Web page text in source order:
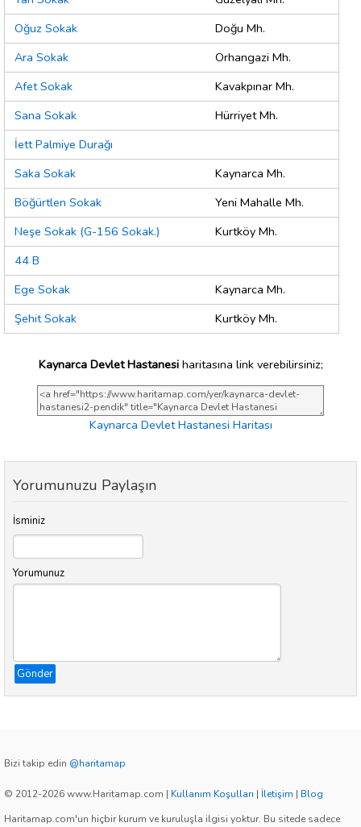
Oğuz Sokak
Doğu Mh.
Ara Sokak
Orhangazi Mh.
Afet Sokak
Kavakpınar Mh.
Sana Sokak
Hürriyet Mh.
İett Palmiye Durağı
Saka Sokak
Kaynarca Mh.
Böğürtlen Sokak
Yeni Mahalle Mh.
Neşe Sokak (G-156 Sokak.)
Kurtköy Mh.
44 B
Ege Sokak
Kaynarca Mh.
Şehit Sokak
Kurtköy Mh.
Kaynarca Devlet Hastanesiharitasına link verebilirsiniz;
Kaynarca Devlet Hastanesi Haritası
Yorumunuzu Paylaşın
İsminiz
Yorumunuz
Gönder
Bizi takip edin @haritamap
© 2012-2026 www.Haritamap.com | Kullanım Koşulları | İletişim | Blog
Haritamap.com'un hiçbir kurum ve kuruluşla ilgisi yoktur. Bu sitede sadece